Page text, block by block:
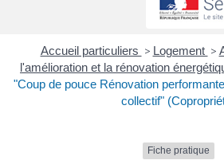
Accueil particuliers > Logement >
l'amélioration et la rénovation
"Coup de pouce Rénovation
collectif"
Fiche pratique